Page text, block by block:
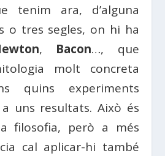
tenim ara, d’alguna
o tres segles, on hi ha
, Bacon…, que
molt concreta
quins experiments
uns resultats. Això és
filosofia, però a més
cal aplicar-hi també